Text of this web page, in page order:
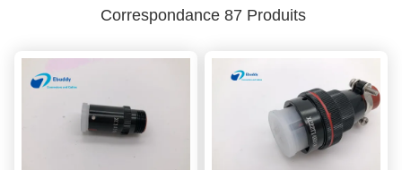
Correspondance 87 Produits